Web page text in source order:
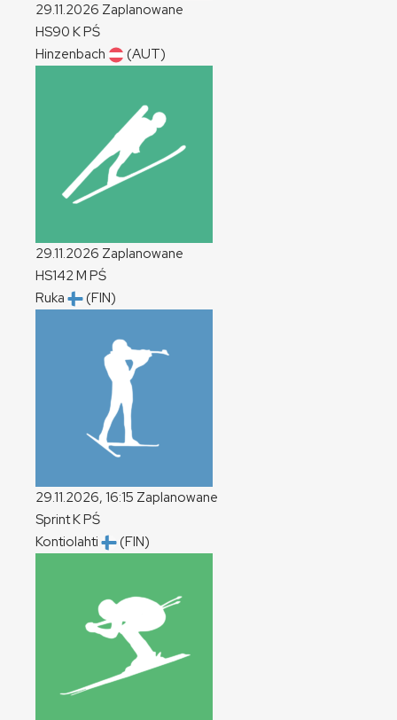
29.11.2026 Zaplanowane
HS90 KPŚ
Hinzenbach
(AUT)
29.11.2026 Zaplanowane
HS142M PŚ
Ruka
(FIN)
29.11.2026, 16:15 Zaplanowane
SprintKPŚ
Kontiolahti
(FIN)